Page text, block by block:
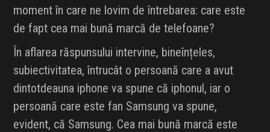
moment în care ne lovim de întrebarea: care este
de fapt cea mai bună marcă de telefoane?
În aflarea răspunsului intervine, bineînțeles,
subiectivitatea, întrucât o persoană care a avut
dintotdeauna iphone va spune că iphonul, iar o
persoană care este fan Samsung va spune,
evident, că Samsung. Cea mai bună marcă este